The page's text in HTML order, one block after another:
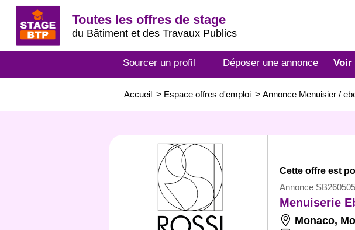
Toutes les offres de stage
du Bâtiment et des Travaux Publics
Sourcer un profil Déposer une annonce Voir
Accueil > Espace offres d'emploi > Annonce Menuisier /
Cette offre est
Annonce
Menuiserie
Monaco,